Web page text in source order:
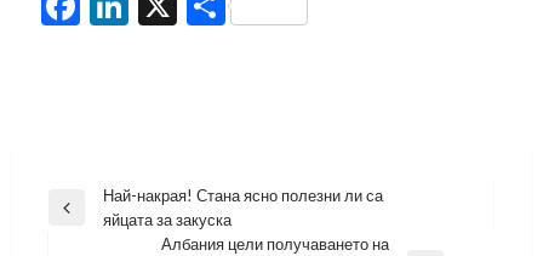
Навигация
Previous
Най-накрая! Стана ясно полезни ли са
яйцата за закуска
Албания цели получаването на